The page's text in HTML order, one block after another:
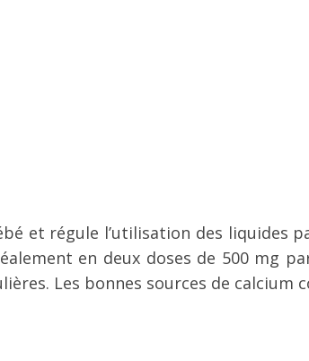
et régule l’utilisation des liquides
en deux doses de 500 mg
Les bonnes sources de calcium